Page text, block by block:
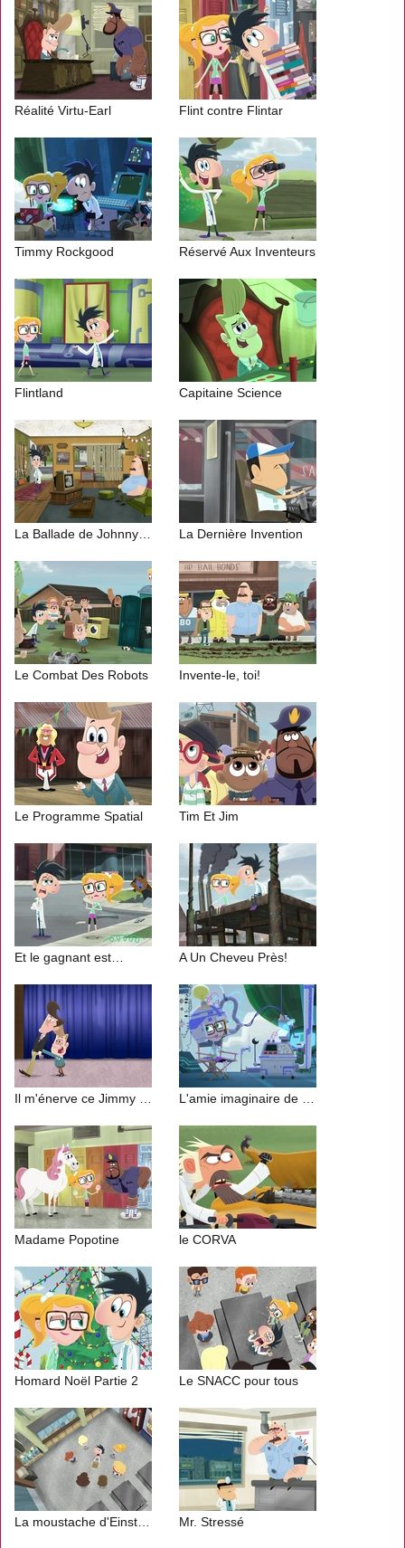
Réalité Virtu-Earl Flint contre Flintar
Timmy Rockgood Réservé Aux Inventeurs
Flintland Capitaine Science
La Dernière Invention
Le Combat Des Robots Invente-le, toi!
Le Programme Spatial Tim Et Jim
Et le gagnant est… A Un Cheveu Près!
Madame Popotine le CORVA
Homard Noël Partie 2 Le SNACC pour tous
Mr. Stressé